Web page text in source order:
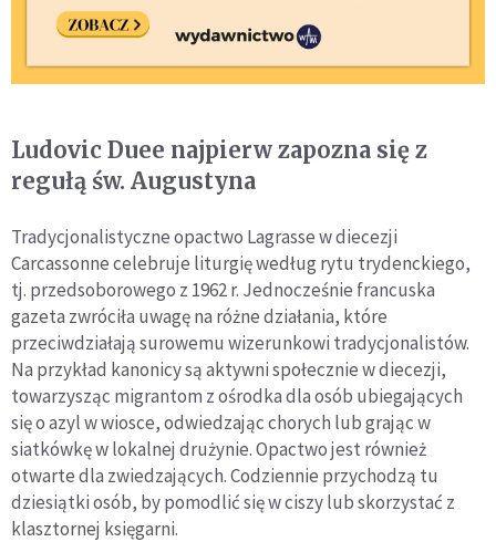
Ludovic Duee najpierw zapozna się z
regułą św. Augustyna
Tradycjonalistyczne opactwo Lagrasse w diecezji
Carcassonne celebruje liturgię według rytu trydenckiego,
tj. przedsoborowego z 1962 r. Jednocześnie francuska
gazeta zwróciła uwagę na różne działania, które
przeciwdziałają surowemu wizerunkowi tradycjonalistów.
Na przykład kanonicy są aktywni społecznie w diecezji,
towarzysząc migrantom z ośrodka dla osób ubiegających
się o azyl w wiosce, odwiedzając chorych lub grając w
siatkówkę w lokalnej drużynie. Opactwo jest również
otwarte dla zwiedzających. Codziennie przychodzą tu
dziesiątki osób, by pomodlić się w ciszy lub skorzystać z
klasztornej księgarni.